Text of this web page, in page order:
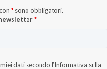
* sono obbligatori.
*
dati secondo l’Informativa sulla